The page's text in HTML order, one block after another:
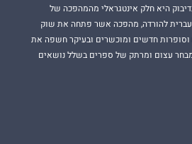
היא חלק אינטגראלי מהמהפכה של
להורדה, מהפכה אשר פתחה את שוק
וסופרות חדשים ומוכשרים ובעיקר חשפה את
עצום ומרתק של ספרים בשלל נושאים